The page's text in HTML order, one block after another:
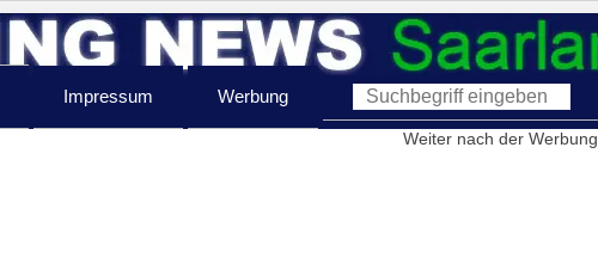
Impressum Werbung
Weiter nach der Werbung